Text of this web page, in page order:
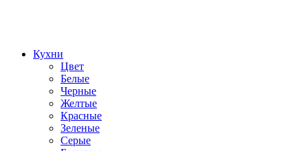
Кухни
Цвет
Белые
Черные
Желтые
Красные
Зеленые
Серые